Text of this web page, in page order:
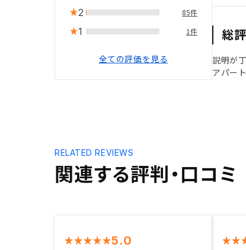
2 85件
1 1件
全ての評価を見る
総評
説明が
アパー
関連する評判・口コミ
RELATED REVIEWS
5.0